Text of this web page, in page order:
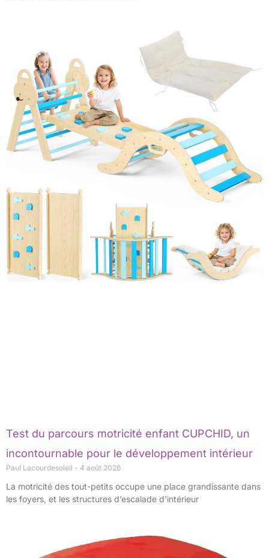
Test du parcours motricité enfant CUPCHID, un
incontournable pour le développement intérieur
Paul Lacourdesoleil 4 août 2026
La motricité des tout-petits occupe une place grandissante dans
les foyers, et les structures d’escalade d’intérieur